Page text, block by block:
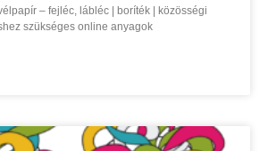
– fejléc, lábléc | boríték | közösségi
szükséges online anyagok